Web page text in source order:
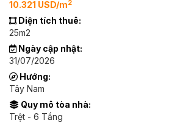
10.321 USD/m2
Diện tích thuê:
25m2
Ngày cập nhật:
31/07/2026
Hướng:
Tây Nam
Quy mô tòa nhà:
Trệt - 6 Tầng